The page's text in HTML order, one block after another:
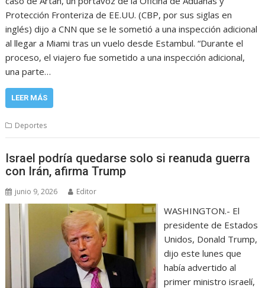
Protección Fronteriza de EE.UU. (CBP, por sus siglas en
inglés) dijo a CNN que se le sometió a una inspección adicional
al llegar a Miami tras un vuelo desde Estambul. “Durante el
proceso, el viajero fue sometido a una inspección adicional,
una parte…
LEER MÁS
Deportes
Israel podría quedarse solo si reanuda guerra
con Irán, afirma Trump
junio 9, 2026 Editor
WASHINGTON.- El
presidente de Estados
Unidos, Donald Trump,
dijo este lunes que
había advertido al
primer ministro israelí,